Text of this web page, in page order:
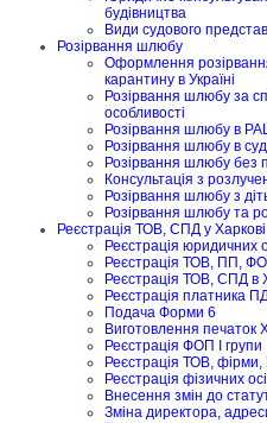
будівництва
Види судового
Розірвання шлюбу
Оформлення
карантину в Україні
Розірвання шлюбу за
особливості
Розірвання шлюбу в
Розірвання шлюбу в
Розірвання шлюбу без
Консультація з
Розірвання шлюбу з
Розірвання шлюбу та
Реєстрація ТОВ, СПД у Харкові
Реєстрація юридичних
Реєстрація ТОВ, ПП,
Реєстрація ТОВ, СПД в
Реєстрація платника
Подача Форми 6
Виготовлення печаток
Реєстрація ФОП I групи
Реєстрація ТОВ,
Реєстрація фізичних
Внесення змін до
Зміна директора,